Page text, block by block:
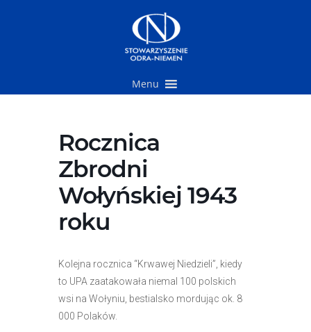
Menu
Rocznica
Zbrodni
Wołyńskiej 1943
roku
Kolejna rocznica “Krwawej Niedzieli”, kiedy
to UPA zaatakowała niemal 100 polskich
wsi na Wołyniu, bestialsko mordując ok. 8
000 Polaków.